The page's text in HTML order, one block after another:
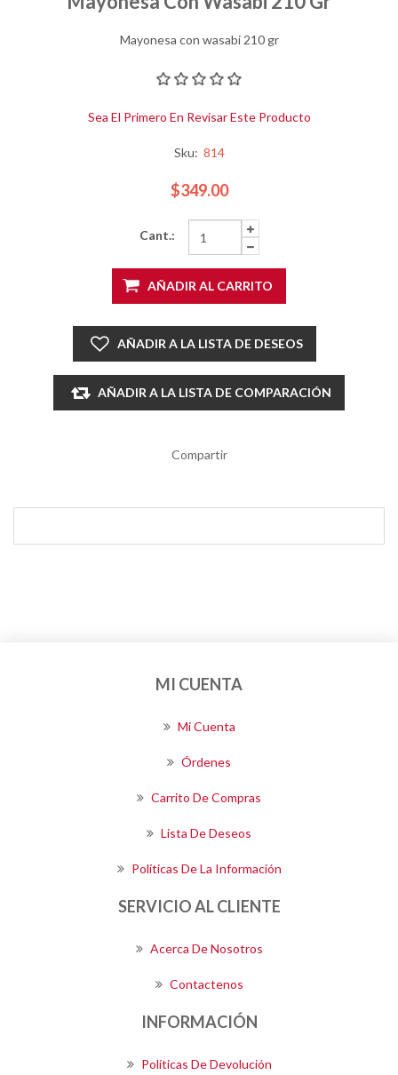
Mayonesa con wasabi 210 gr
Sea El Primero En Revisar Este Producto
Sku: 814
$349.00
Cant.:
AÑADIR AL CARRITO
AÑADIR A LA LISTA DE DESEOS
AÑADIR A LA LISTA DE COMPARACIÓN
Compartir
MI CUENTA
Mi Cuenta
Órdenes
Carrito De Compras
Lista De Deseos
Políticas De La Información
SERVICIO AL CLIENTE
Acerca De Nosotros
Contactenos
INFORMACIÓN
Políticas De Devolución